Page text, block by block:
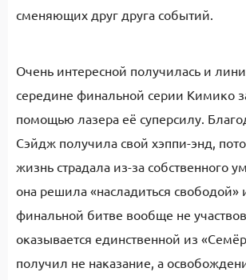
сменяющих друг друга событий.
Очень интересной получилась и
середине финальной серии Кимико
помощью лазера её суперсилу.
Сэйдж получила свой хэппи-энд,
жизнь страдала из-за собственного
она решила «насладиться свободой»
финальной битве вообще не
оказывается единственной из
получил не наказание, а